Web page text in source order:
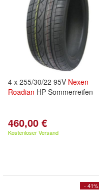
4 x 255/30/22 95V Nexen
Roadian HP Sommerreifen
460,00 €
Kostenloser Versand
- 41%